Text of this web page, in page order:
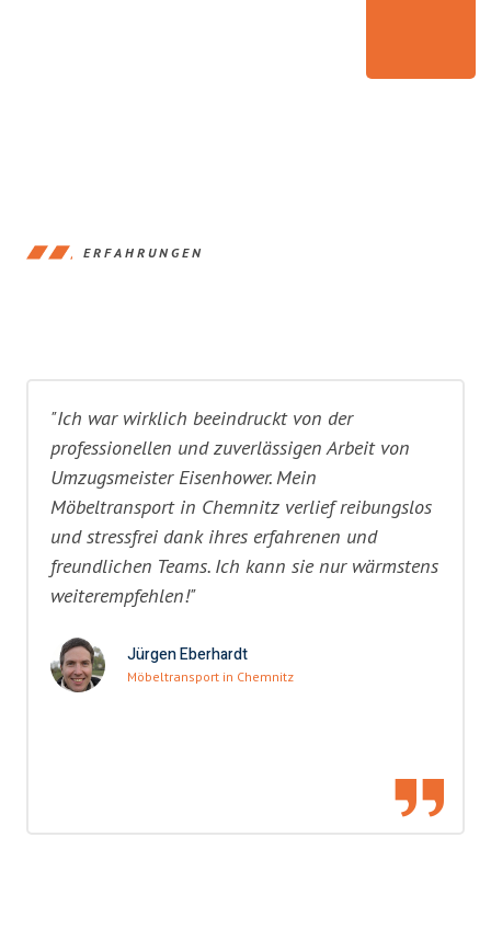
ERFAHRUNGEN
"Ich war wirklich beeindruckt von der
professionellen und zuverlässigen Arbeit von
Umzugsmeister Eisenhower. Mein
Möbeltransport in Chemnitz verlief reibungslos
und stressfrei dank ihres erfahrenen und
freundlichen Teams. Ich kann sie nur wärmstens
weiterempfehlen!"
Jürgen Eberhardt
Möbeltransport in Chemnitz